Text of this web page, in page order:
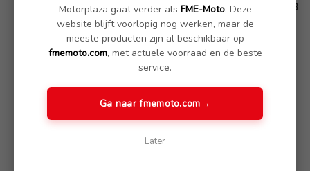
SKU: 46548520067/ 46548520068/ 46548520069/ 77418543993
Omschrijving (Nog geen reviews)
Als onderdeel van het aluminium bagagesysteem, levert deze
wat er wordt belooft.
Motorplaza gaat verder als FME-Moto. Deze
website blijft voorlopig nog werken, maar de
meeste producten zijn al beschikbaar op
fmemoto.com, met actuele voorraad en de beste
service.
Ga naar fmemoto.com→
Later